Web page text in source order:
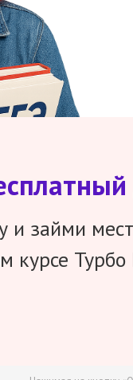
и займи
курсе Турбо